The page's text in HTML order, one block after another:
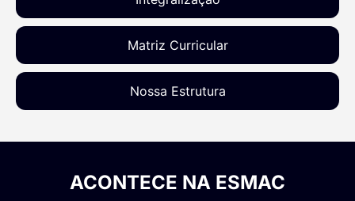
Matriz Curricular​
Nossa Estrutura
ACONTECE NA ESMAC